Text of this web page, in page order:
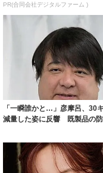
PR(合同会社デジタルファーム )
「一瞬誰かと…」彦摩呂、30
減量した姿に反響 既製品の